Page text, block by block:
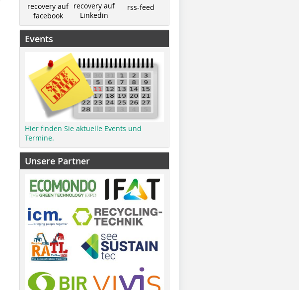
recovery auf
facebook
recovery auf
Linkedin
rss-feed
Events
Hier finden Sie aktuelle Events und
Termine.
Unsere Partner